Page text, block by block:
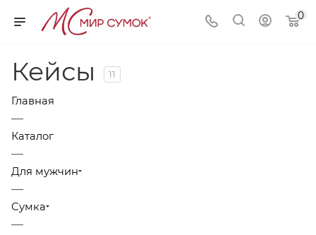
0
Кейсы 11
Главная
—
Каталог
—
Для мужчин
—
Сумка
—